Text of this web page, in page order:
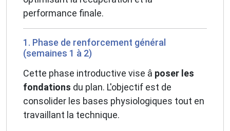
performance finale.
1. Phase de renforcement général
(semaines 1 à 2)
Cette phase introductive vise â poser les
fondations du plan. L'objectif est de
consolider les bases physiologiques tout en
travaillant la technique.